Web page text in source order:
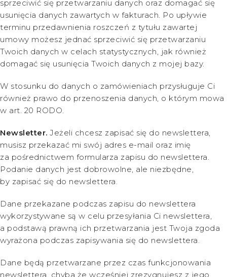
sprzeciwić się przetwarzaniu danych oraz domagać się
usunięcia danych zawartych w fakturach. Po upływie
terminu przedawnienia roszczeń z tytułu zawartej
umowy możesz jednać sprzeciwić się przetwarzaniu
Twoich danych w celach statystycznych, jak również
domagać się usunięcia Twoich danych z mojej bazy.
W stosunku do danych o zamówieniach przysługuje Ci
również prawo do przenoszenia danych, o którym mowa
w art. 20 RODO.
Newsletter. Jeżeli chcesz zapisać się do newslettera,
musisz przekazać mi swój adres e-mail oraz imię
za pośrednictwem formularza zapisu do newslettera.
Podanie danych jest dobrowolne, ale niezbędne,
by zapisać się do newslettera.
Dane przekazane podczas zapisu do newslettera
wykorzystywane są w celu przesyłania Ci newslettera,
a podstawą prawną ich przetwarzania jest Twoja zgoda
wyrażona podczas zapisywania się do newslettera.
Dane będą przetwarzane przez czas funkcjonowania
newslettera, chyba że wcześniej zrezygnujesz z jego